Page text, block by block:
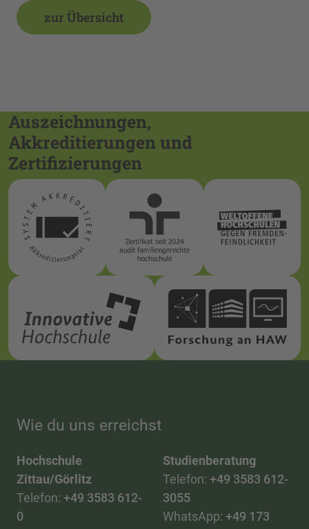
zur Übersicht
Auszeichnungen,
Akkreditierungen und
Zertifizierungen
Wie du uns erreichst
Hochschule
Zittau/Görlitz
Telefon: +49 3583 612-
0
Studienberatung
Telefon: +49 3583 612-
3055
WhatsApp: +49 173